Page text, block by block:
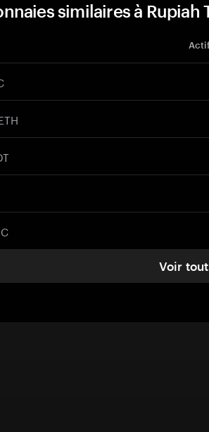
similaires à Rupiah
Voir tout